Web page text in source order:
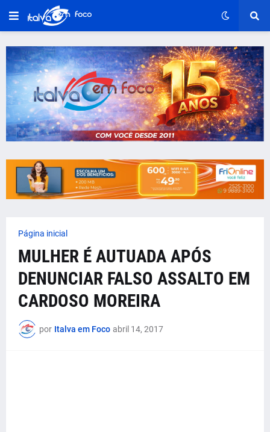
Página inicial
MULHER É AUTUADA APÓS
DENUNCIAR FALSO ASSALTO EM
CARDOSO MOREIRA
por Italva em Foco abril 14, 2017